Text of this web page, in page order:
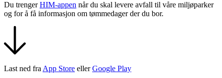
Du trengerHIM-appen når du skal levere avfall til våre miljøparker
og for å få informasjon om tømmedager der du bor.
Last ned fra App Store ellerGoogle Play